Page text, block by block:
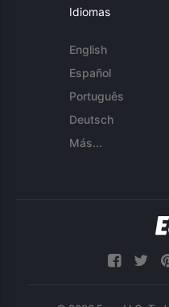
Idiomas
English
Español
Português
Deutsch
Más...